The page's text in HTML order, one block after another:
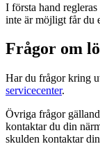
I första hand
inte är möjligt får du
Frågor om
Har du frågor kring
servicecenter.
Övriga frågor
kontaktar du din
skulden kontaktar